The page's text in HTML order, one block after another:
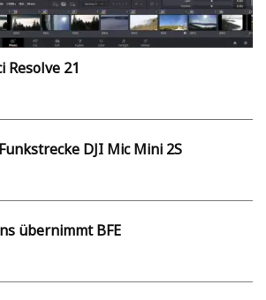
Resolve 21
DJI Mic Mini 2S
übernimmt BFE